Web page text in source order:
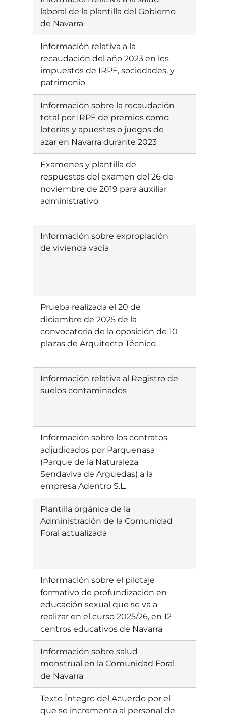
laboral de la plantilla del Gobierno
de Navarra
Información relativa a la
recaudación del año 2023 en los
impuestos de IRPF, sociedades, y
patrimonio
Información sobre la recaudación
total por IRPF de premios como
loterías y apuestas o juegos de
azar en Navarra durante 2023
Examenes y plantilla de
respuestas del examen del 26 de
noviembre de 2019 para auxiliar
administrativo
Información sobre expropiación
de vivienda vacía
Prueba realizada el 20 de
diciembre de 2025 de la
convocatoria de la oposición de 10
plazas de Arquitecto Técnico
Información relativa al Registro de
suelos contaminados
Información sobre los contratos
adjudicados por Parquenasa
(Parque de la Naturaleza
Sendaviva de Arguedas) a la
empresa Adentro S.L.
Plantilla orgánica de la
Administración de la Comunidad
Foral actualizada
Información sobre el pilotaje
formativo de profundización en
educación sexual que se va a
realizar en el curso 2025/26, en 12
centros educativos de Navarra
Información sobre salud
menstrual en la Comunidad Foral
de Navarra
Texto Íntegro del Acuerdo por el
que se incrementa al personal de